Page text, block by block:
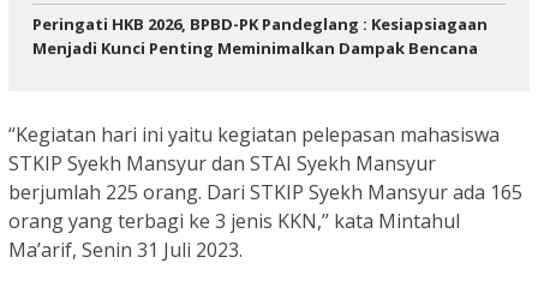
Peringati HKB 2026, BPBD-PK Pandeglang : Kesiapsiagaan
Menjadi Kunci Penting Meminimalkan Dampak Bencana ‎
“Kegiatan hari ini yaitu kegiatan pelepasan mahasiswa
STKIP Syekh Mansyur dan STAI Syekh Mansyur
berjumlah 225 orang. Dari STKIP Syekh Mansyur ada 165
orang yang terbagi ke 3 jenis KKN,” kata Mintahul
Ma’arif, Senin 31 Juli 2023.